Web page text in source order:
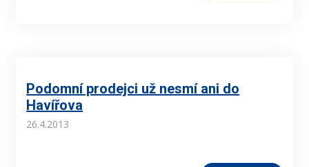
Podomní prodejci už nesmí ani do
Havířova
26.4.2013